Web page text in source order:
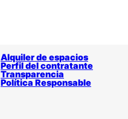
Alquiler de espacios
Perfil del contratante
Transparencia
Política Responsable